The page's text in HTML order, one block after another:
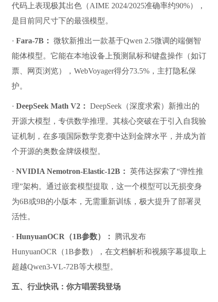
代码上表现极其出色（AIME 2024/2025准确率约90%），
是目前同尺寸下的最强模型。
· Fara-7B： 微软新推出一款基于Qwen 2.5微调的端侧智
能体模型。它能在本地设备上预测鼠标和键盘操作（如订
票、网页浏览），WebVoyager得分73.5%，主打隐私保
护。
· DeepSeek Math V2： DeepSeek（深度求索）新推出的
开源大模型，专供数学推理。其核心突破在于引入自我验
证机制，在多项国际数学竞赛中达到金牌水平，并成为首
个开源的奥数金牌级模型。
· NVIDIA Nemotron-Elastic-12B： 英伟达探索了“弹性推
理”架构。通过嵌套模型提取，这一个模型可以无损变身
为6B或9B的小版本，无需重新训练，极大提升了部署灵
活性。
· HunyuanOCR（1B参数）：
腾讯发布
HunyuanOCR（1B参数），在文档解析和视频字幕提取上
超越Qwen3-VL-72B等大模型。
五、行业快讯：你方唱罢我登场